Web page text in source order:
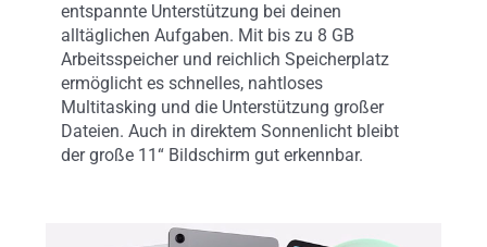
entspannte Unterstützung bei deinen
alltäglichen Aufgaben. Mit bis zu 8 GB
Arbeitsspeicher und reichlich Speicherplatz
ermöglicht es schnelles, nahtloses
Multitasking und die Unterstützung großer
Dateien. Auch in direktem Sonnenlicht bleibt
der große 11“ Bildschirm gut erkennbar.